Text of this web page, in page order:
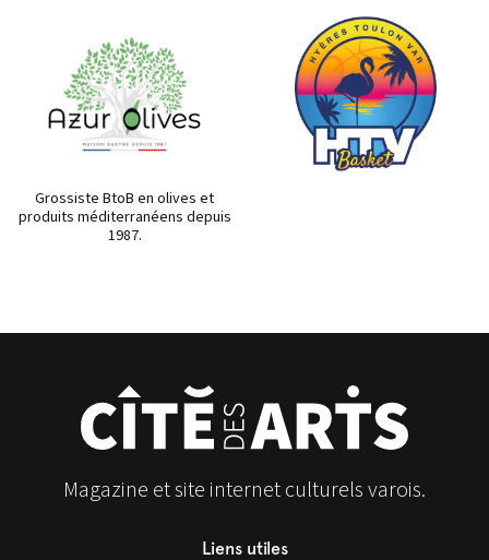
Grossiste BtoB en olives et
produits méditerranéens depuis
1987.
Magazine et site internet culturels varois.
Liens utiles